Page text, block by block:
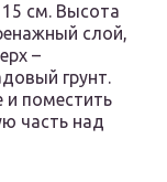
см. Высота
слой,
–
грунт.
и поместить
часть над